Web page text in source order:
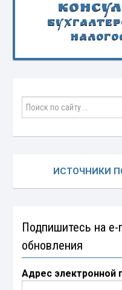
ИСТОЧНИКИ
Подпишитесь на
обновления
Адрес электронной